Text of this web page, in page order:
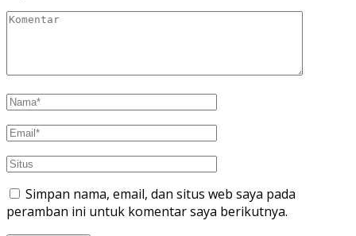
Simpan nama, email, dan situs web saya pada
peramban ini untuk komentar saya berikutnya.